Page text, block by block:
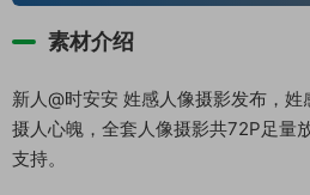
素材介绍
新人@时安安 姓感人像摄影发布，
摄人心魄，全套人像摄影共72P足量
支持。